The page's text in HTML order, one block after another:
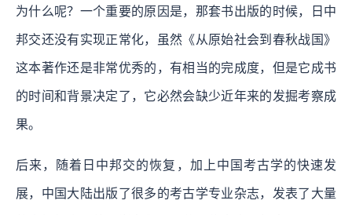
为什么呢？一个重要的原因是，那套书出版的时候，日中
邦交还没有实现正常化，虽然《从原始社会到春秋战国》
这本著作还是非常优秀的，有相当的完成度，但是它成书
的时间和背景决定了，它必然会缺少近年来的发掘考察成
果。
后来，随着日中邦交的恢复，加上中国考古学的快速发
展，中国大陆出版了很多的考古学专业杂志，发表了大量